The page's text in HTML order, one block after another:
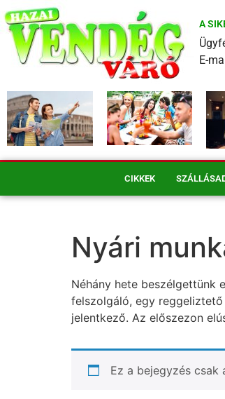
A
E-
CIKKEK
Nyári
Néhány hete beszélgettünk
felszolgáló, egy
jelentkező. Az előszezon
Ez a bejegyzés csak